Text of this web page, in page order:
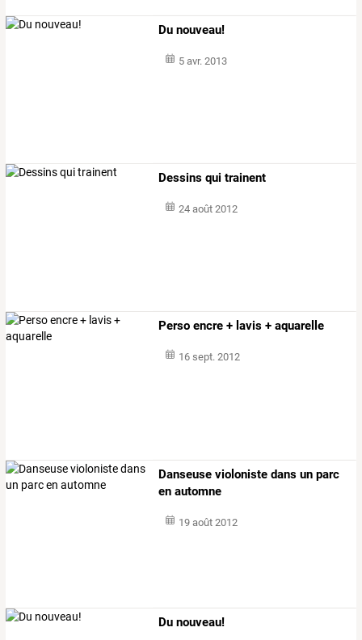
Du nouveau!
5 avr. 2013
Dessins qui trainent
24 août 2012
Perso encre + lavis + aquarelle
16 sept. 2012
Danseuse violoniste dans un parc
en automne
19 août 2012
Du nouveau!